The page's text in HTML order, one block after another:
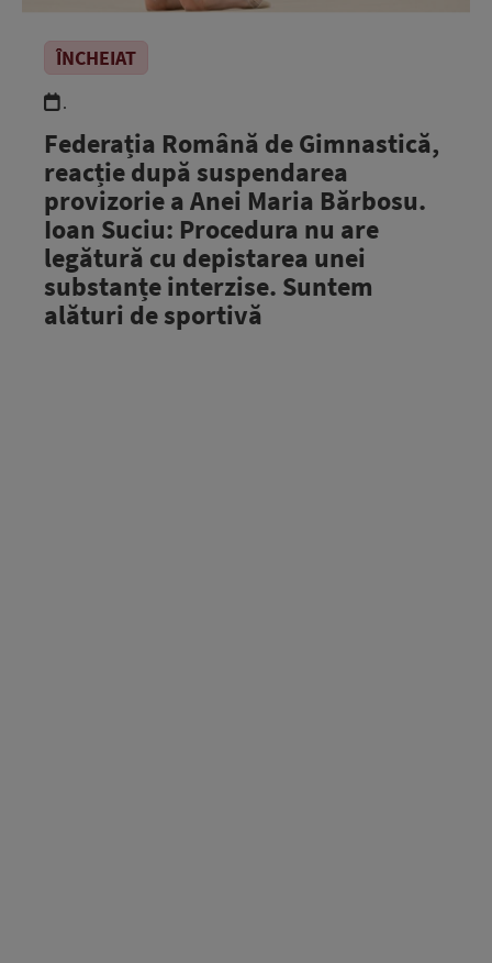
ÎNCHEIAT
.
Federația Română de Gimnastică,
reacție după suspendarea
provizorie a Anei Maria Bărbosu.
Ioan Suciu: Procedura nu are
legătură cu depistarea unei
substanțe interzise. Suntem
alături de sportivă